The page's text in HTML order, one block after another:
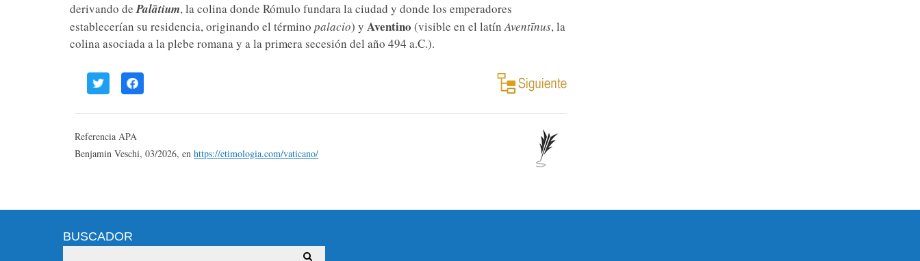
derivando dePalātium, la colina donde Rómulo fundara la ciudad y donde los emperadores
establecerían su residencia, originando el término palacio) y Aventino (visible en el latínAventīnus, la
colina asociada a la plebe romana y a la primera secesión del año 494 a.C.).
Referencia APA
Benjamin Veschi, 03/2026, enhttps://etimologia.com/vaticano/
BUSCADOR